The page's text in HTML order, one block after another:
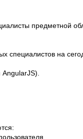
предметной
AngularJS).